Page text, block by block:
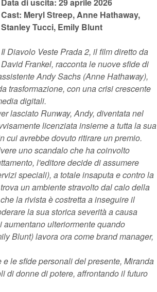
Cast: Meryl Streep, Anne Hathaway,
Stanley Tucci, Emily Blunt
Il Diavolo Veste Prada 2, il film diretto da
David Frankel, racconta le nuove sfide di
Andy Sachs (Anne Hathaway),
trasformazione, con una crisi crescente
digitali.
lasciato Runway, Andy, diventata nel
licenziata insieme a tutta la sua
cui avrebbe dovuto ritirare un premio.
uno scandalo che ha coinvolto
l'editore decide di assumere
speciali), a totale insaputa e contro la
un ambiente stravolto dal calo della
la rivista è costretta a inseguire il
la sua storica severità a causa
ulteriormente quando
Blunt) lavora ora come brand manager,
le sfide personali del presente, Miranda
di donne di potere, affrontando il futuro